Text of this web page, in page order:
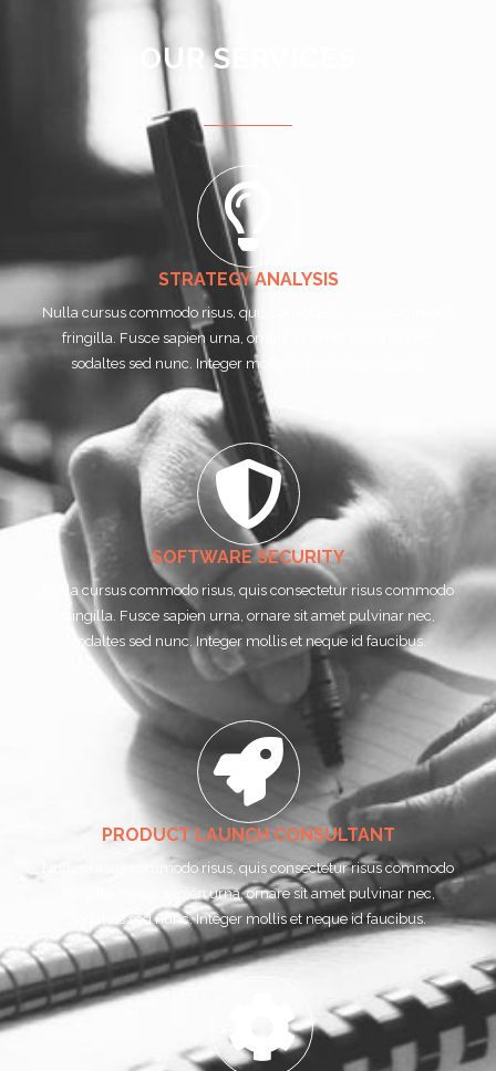
OUR SERVICES
STRATEGY ANALYSIS
Nulla cursus commodo risus, quis consectetur risus commodo
fringilla. Fusce sapien urna, ornare sit amet pulvinar nec,
sodaltes sed nunc. Integer mollis et neque id faucibus.
SOFTWARE SECURITY
Nulla cursus commodo risus, quis consectetur risus commodo
fringilla. Fusce sapien urna, ornare sit amet pulvinar nec,
sodaltes sed nunc. Integer mollis et neque id faucibus.
PRODUCT LAUNCH CONSULTANT
Nulla cursus commodo risus, quis consectetur risus commodo
fringilla. Fusce sapien urna, ornare sit amet pulvinar nec,
sodaltes sed nunc. Integer mollis et neque id faucibus.